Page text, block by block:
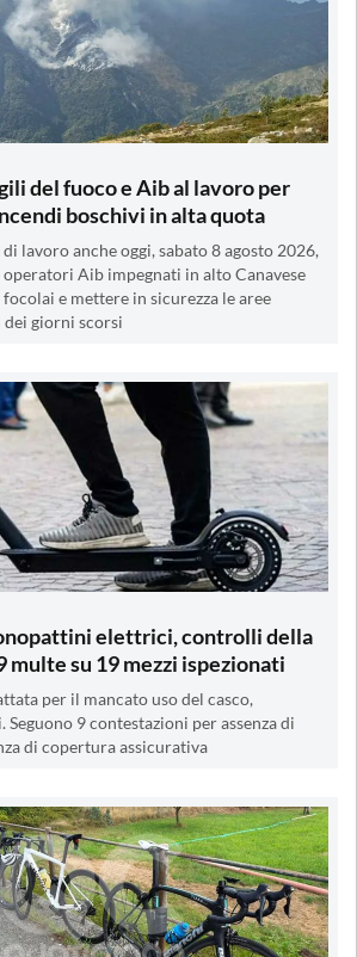
del fuoco e Aib al lavoro per
boschivi in alta quota
lavoro anche oggi, sabato 8 agosto 2026,
Aib impegnati in alto Canavese
e mettere in sicurezza le aree
dei giorni scorsi
elettrici, controlli della
multe su 19 mezzi ispezionati
per il mancato uso del casco,
Seguono 9 contestazioni per assenza di
di copertura assicurativa